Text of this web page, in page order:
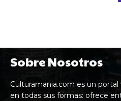
Sobre Nosotros
Culturamania.com es un
en todas sus formas: ofrece